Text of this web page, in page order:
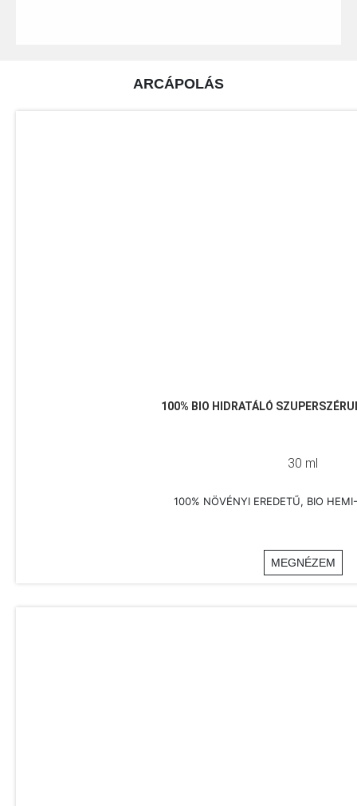
ARCÁPOLÁS
100% BIO HIDRATÁLÓ
30 ml
100% NÖVÉNYI EREDETŰ, BIO
MEGNÉZEM